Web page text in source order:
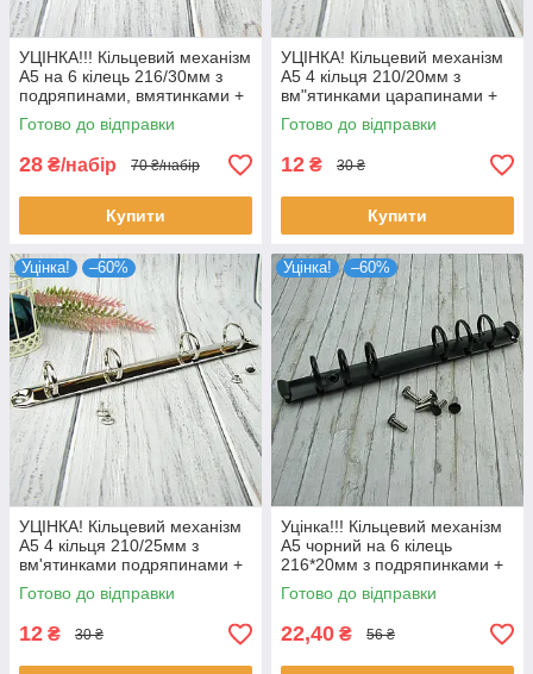
УЦІНКА!!! Кільцевий механізм
А5 на 6 кілець 216/30мм з
подряпинами, вмятинками +
заклепки KMB017
Готово до відправки
28 ₴/набір 70 ₴/набір
Купити
УЦІНКА! Кільцевий механізм
А5 4 кільця 210/20мм з
вм"ятинками царапинами +
заклепки KMB019
Готово до відправки
12 ₴ 30 ₴
Купити
Уцінка! –60%
УЦІНКА! Кільцевий механізм
А5 4 кільця 210/25мм з
вм'ятинками подряпинами +
заклепки KMB016
Готово до відправки
12 ₴ 30 ₴
Уцінка! –60%
Уцінка!!! Кільцевий механізм
А5 чорний на 6 кілець
216*20мм з подряпинками +
заклепки KMB014
Готово до відправки
22,40 ₴ 56 ₴